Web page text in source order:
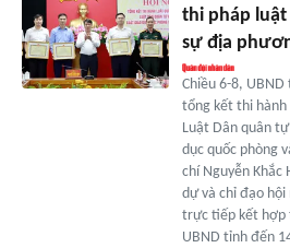
thi pháp
sự địa
Chiều 6-8,
tổng kết thi hành
Luật Dân quân
dục quốc phòng
chí Nguyễn Khắc
dự và chỉ đạo
trực tiếp kết hợp
UBND tỉnh đến